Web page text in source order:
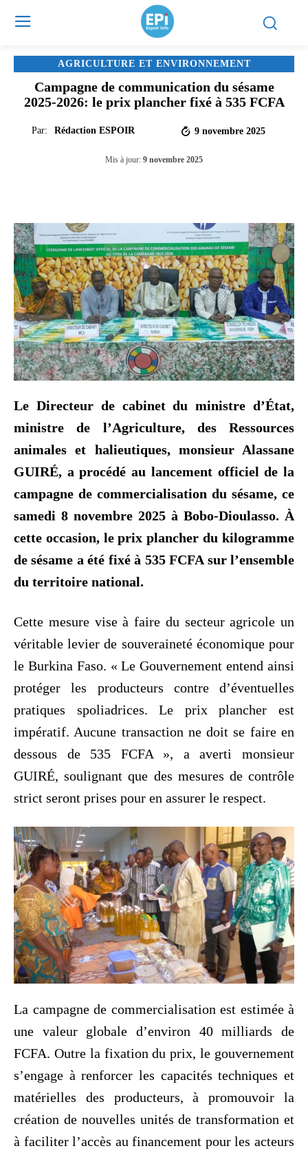
AGRICULTURE ET ENVIRONNEMENT
Campagne de communication du sésame
2025-2026: le prix plancher fixé à 535 FCFA
Par: Rédaction ESPOIR 9 novembre 2025
Mis à jour: 9 novembre 2025
Le Directeur de cabinet du ministre d’État,
ministre de l’Agriculture, des Ressources
animales et halieutiques, monsieur Alassane
GUIRÉ, a procédé au lancement officiel de la
campagne de commercialisation du sésame, ce
samedi 8 novembre 2025 à Bobo-Dioulasso. À
cette occasion, le prix plancher du kilogramme
de sésame a été fixé à 535 FCFA sur l’ensemble
du territoire national.
Cette mesure vise à faire du secteur agricole un
véritable levier de souveraineté économique pour
le Burkina Faso. « Le Gouvernement entend ainsi
protéger les producteurs contre d’éventuelles
pratiques spoliadrices. Le prix plancher est
impératif. Aucune transaction ne doit se faire en
dessous de 535 FCFA », a averti monsieur
GUIRÉ, soulignant que des mesures de contrôle
strict seront prises pour en assurer le respect.
La campagne de commercialisation est estimée à
une valeur globale d’environ 40 milliards de
FCFA. Outre la fixation du prix, le gouvernement
s’engage à renforcer les capacités techniques et
matérielles des producteurs, à promouvoir la
création de nouvelles unités de transformation et
à faciliter l’accès au financement pour les acteurs